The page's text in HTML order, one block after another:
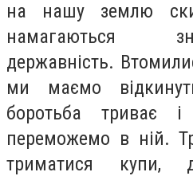
на нашу землю
намагаються
державність.
ми маємо
боротьба триває і
переможемо в ній.
триматися купи,